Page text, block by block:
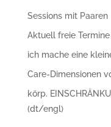
Sessions mit Paaren
Aktuell freie Termine
ich mache eine
Care-Dimensionen
körp.
(dt/engl)